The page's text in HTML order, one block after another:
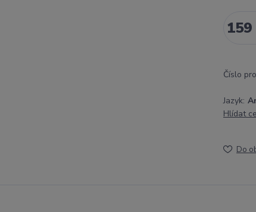
Číslo
Jazyk:
Hlídat
Do